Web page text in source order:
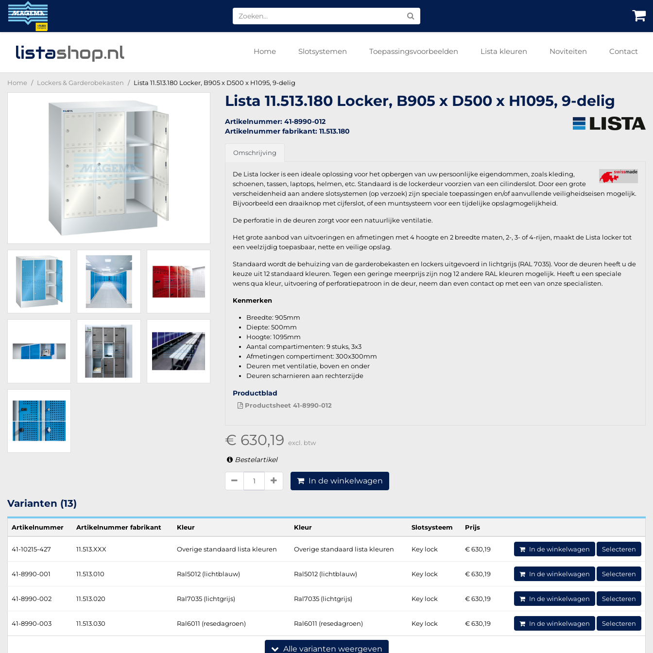
listashop.nl Home Slotsystemen Toepassingsvoorbeelden Lista kleuren Noviteiten Contact
Home Lockers & Garderobekasten Lista 11.513.180 Locker, B905 x D500 x H1095, 9-delig
Lista 11.513.180 Locker, B905 x D500 x H1095, 9-delig
Artikelnummer: 41-8990-012
Artikelnummer fabrikant: 11.513.180
Omschrijving
De Lista locker is een ideale oplossing voor het opbergen van uw persoonlijke eigendommen, zoals kleding,
schoenen, tassen, laptops, helmen, etc. Standaard is de lockerdeur voorzien van een cilinderslot. Door een grote
verscheidenheid aan andere slotsystemen (op verzoek) zijn speciale toepassingen en/of aanvullende veiligheidseisen mogelijk.
Bijvoorbeeld een draaiknop met cijferslot, of een muntsysteem voor een tijdelijke opslagmogelijkheid.
De perforatie in de deuren zorgt voor een natuurlijke ventilatie.
Het grote aanbod van uitvoeringen en afmetingen met 4 hoogte en 2 breedte maten, 2-, 3- of 4-rijen, maakt de Lista locker tot
een veelzijdig toepasbaar, nette en veilige opslag.
Standaard wordt de behuizing van de garderobekasten en lockers uitgevoerd in lichtgrijs (RAL 7035). Voor de deuren heeft u de
keuze uit 12 standaard kleuren. Tegen een geringe meerprijs zijn nog 12 andere RAL kleuren mogelijk. Heeft u een speciale
wens qua kleur, uitvoering of perforatiepatroon in de deur, neem dan even contact op met een van onze specialisten.
Kenmerken
Breedte: 905mm
Diepte: 500mm
Hoogte: 1095mm
Aantal compartimenten: 9 stuks, 3x3
Afmetingen compertiment: 300x300mm
Deuren met ventilatie, boven en onder
Deuren scharnieren aan rechterzijde
Productblad
Productsheet 41-8990-012
€ 630,19 excl. btw
Bestelartikel
In de winkelwagen
Varianten (13)
Artikelnummer Artikelnummer fabrikant Kleur Kleur Slotsysteem Prijs
41-10215-427 11.513.XXX Overige standaard lista kleuren Overige standaard lista kleuren Key lock € 630,19 In de winkelwagen Selecteren
41-8990-001 11.513.010 Ral5012 (lichtblauw) Ral5012 (lichtblauw) Key lock € 630,19 In de winkelwagen Selecteren
41-8990-002 11.513.020 Ral7035 (lichtgrijs) Ral7035 (lichtgrijs) Key lock € 630,19 In de winkelwagen Selecteren
41-8990-003 11.513.030 Ral6011 (resedagroen) Ral6011 (resedagroen) Key lock € 630,19 In de winkelwagen Selecteren
Alle varianten weergeven